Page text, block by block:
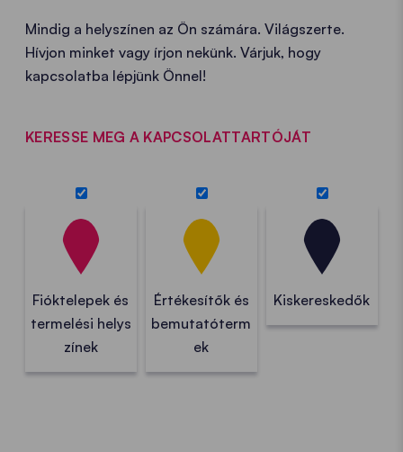
Mindig a helyszínen az Ön számára. Világszerte.
Hívjon minket vagy írjon nekünk. Várjuk, hogy
kapcsolatba lépjünk Önnel!
KERESSE MEG A KAPCSOLATTARTÓJÁT
Fióktelepek és
termelési helys
zínek
Értékesítők és
bemutatóterm
ek
Kiskereskedők